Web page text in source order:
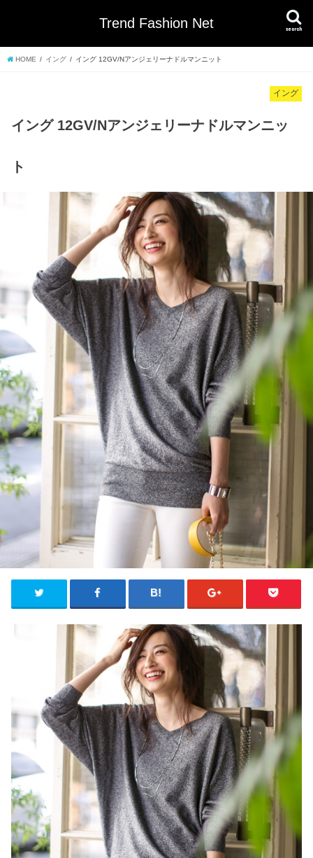
Trend Fashion Net search
HOME イング イング 12GV/Nアンジェリーナドルマンニット
イング
イング 12GV/Nアンジェリーナドルマンニッ
ト